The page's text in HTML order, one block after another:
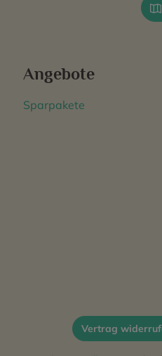
Angebote
Sparpakete
Vertrag